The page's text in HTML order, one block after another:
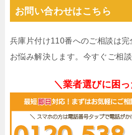
お問い合わせはこちら
兵庫片付け110番へのご相談は
お悩み解決します。今すぐご相談
＼業者選びに困